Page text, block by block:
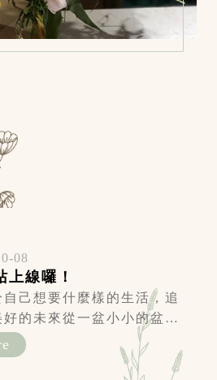
08
上線囉！
自己想要什麼樣的生活，追
好的未來從一盆小小的盆